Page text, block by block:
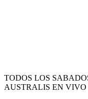
TODOS LOS
AUSTRALIS EN VIVO